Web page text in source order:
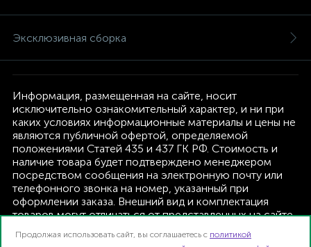
Эксклюзивная сборка
Информация, размещенная на сайте, носит
исключительно ознакомительный характер, и ни при
каких условиях информационные материалы и цены не
являются публичной офертой, определяемой
положениями Статей 435 и 437 ГК РФ. Стоимость и
наличие товара будет подтверждено менеджером
посредством сообщения на электронную почту или
телефонного звонка на номер, указанный при
оформлении заказа. Внешний вид и комплектация
товаров могут отличаться от представленных на сайте.
текущую комплектацию, без дополнительного
Продолжая использовать сайт, вы соглашаетесь с политикой